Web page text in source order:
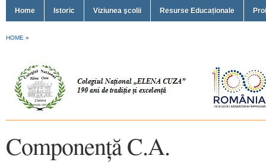
Home Istoric Viziunea şcolii Resurse Educaționale
HOME »
Componență C.A.